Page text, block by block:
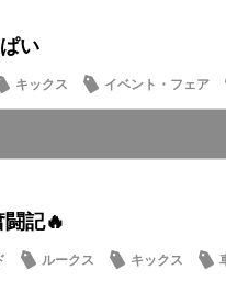
い
キックス
イベント・フェア
闘記🔥
ルークス キックス